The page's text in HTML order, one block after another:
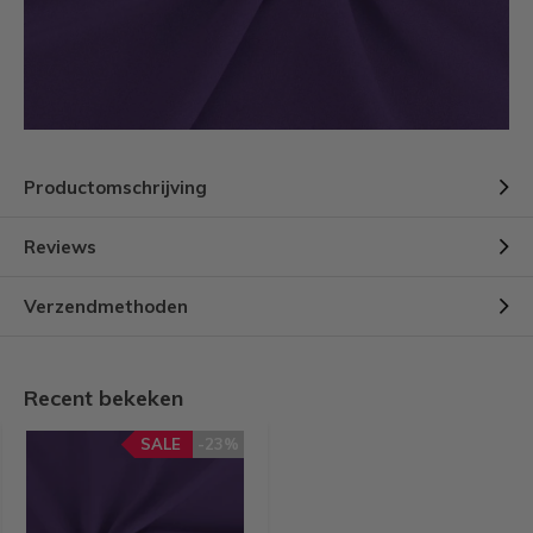
Productomschrijving
Reviews
Verzendmethoden
Recent bekeken
-23%
SALE